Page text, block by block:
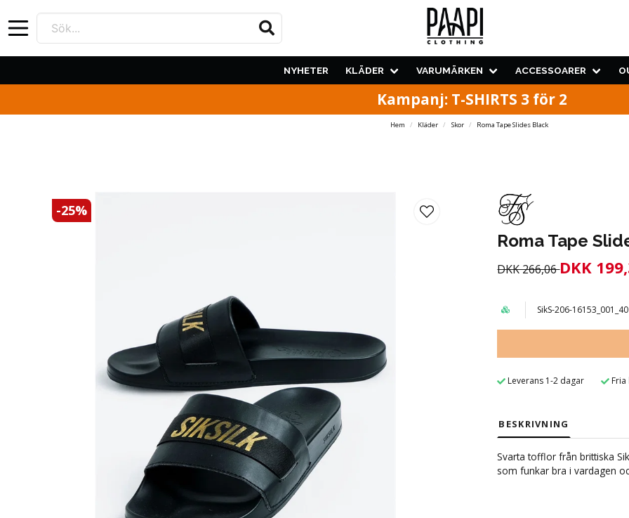
Sök...
NYHETER KLÄDER VARUMÄRKEN ACCESSOARER
Kampanj: T-SHIRTS 3 för 2
Hem Kläder Skor Roma Tape Slides Black
-25%
Roma Tape
DKK 266,06DKK
SikS-206-16153_001_40
Leverans 1-2 dagar
BESKRIVNING
Svarta tofflor från brittiska
som funkar bra i vardagen